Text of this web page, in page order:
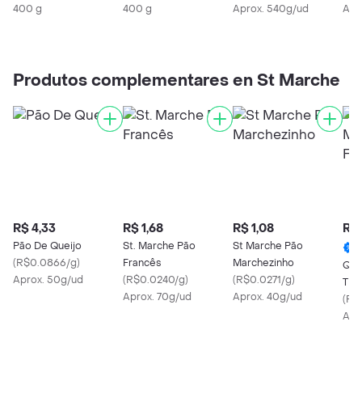
400 g
400 g
Aprox. 540g/ud
Produtos complementares en St Marche
R$ 4,33
Pão De Queijo
(R$0.0866/g)
Aprox. 50g/ud
R$ 1,68
St. Marche Pão
Francês
(R$0.0240/g)
Aprox. 70g/ud
R$ 1,08
St Marche Pão
Marchezinho
(R$0.0271/g)
Aprox. 40g/ud
R$
(